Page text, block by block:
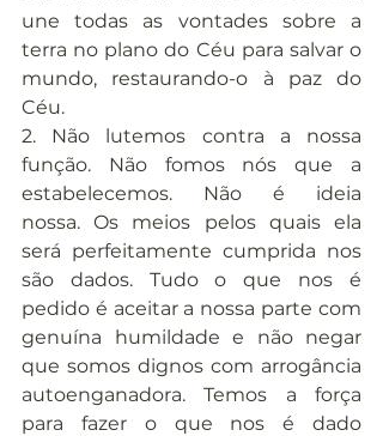
une todas as vontades sobre a
terra no plano do Céu para salvar o
mundo, restaurando-o à paz do
Céu.
2. Não lutemos contra a nossa
função. Não fomos nós que a
estabelecemos. Não é ideia
nossa. Os meios pelos quais ela
será perfeitamente cumprida nos
são dados. Tudo o que nos é
pedido é aceitar a nossa parte com
genuína humildade e não negar
que somos dignos com arrogância
autoenganadora. Temos a força
para fazer o que nos é dado